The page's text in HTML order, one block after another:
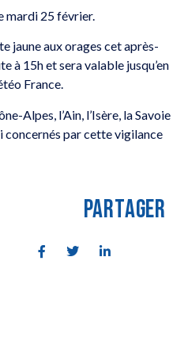
mardi 25 février.
jaune aux orages cet après-
à 15h et sera valable jusqu’en
France.
Alpes, l’Ain, l’Isère, la Savoie
concernés par cette vigilance
PARTAGER